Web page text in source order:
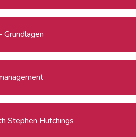
Grundlagen
Stephen Hutchings